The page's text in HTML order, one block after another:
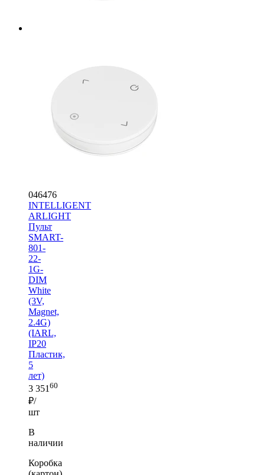
046476
INTELLIGENT
ARLIGHT
Пульт
SMART-
801-
22-
1G-
DIM
White
(3V,
Magnet,
2.4G)
(IARL,
IP20
Пластик,
5
лет)
3 351 60
₽/
шт
В
наличии
Коробка